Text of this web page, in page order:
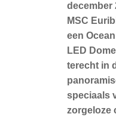
december
MSC
een
LED
terecht in
speciaals
zorgeloze